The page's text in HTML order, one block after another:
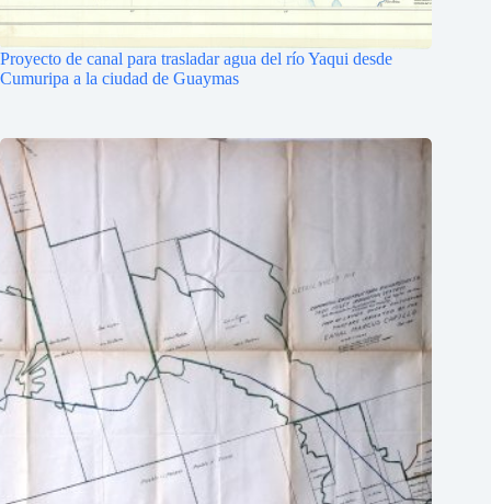
Proyecto de canal para trasladar agua del río Yaqui desde
Cumuripa a la ciudad de Guaymas